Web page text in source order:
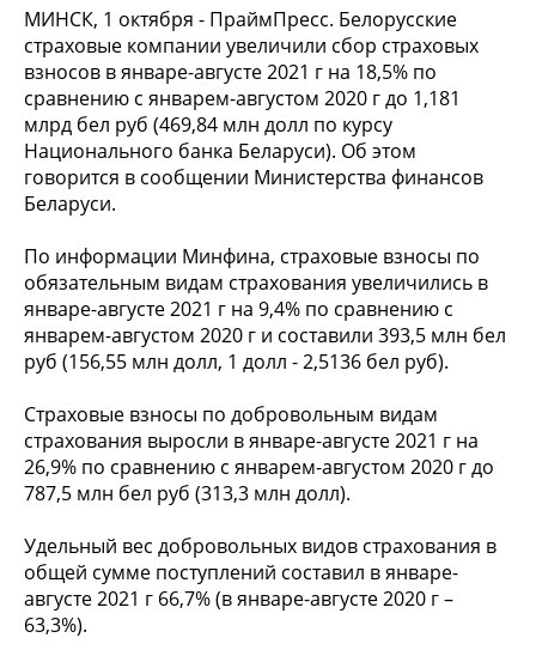
МИНСК, 1 октября - ПраймПресс. Белорусские
страховые компании увеличили сбор страховых
взносов в январе-августе 2021 г на 18,5% по
сравнению с январем-августом 2020 г до 1,181
млрд бел руб (469,84 млн долл по курсу
Национального банка Беларуси). Об этом
говорится в сообщении Министерства финансов
Беларуси.
По информации Минфина, страховые взносы по
обязательным видам страхования увеличились в
январе-августе 2021 г на 9,4% по сравнению с
январем-августом 2020 г и составили 393,5 млн бел
руб (156,55 млн долл, 1 долл - 2,5136 бел руб).
Страховые взносы по добровольным видам
страхования выросли в январе-августе 2021 г на
26,9% по сравнению с январем-августом 2020 г до
787,5 млн бел руб (313,3 млн долл).
Удельный вес добровольных видов страхования в
общей сумме поступлений составил в январе-
августе 2021 г 66,7% (в январе-августе 2020 г –
63,3%).